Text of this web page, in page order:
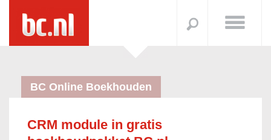
BC Online Boekhouden
CRM module in gratis